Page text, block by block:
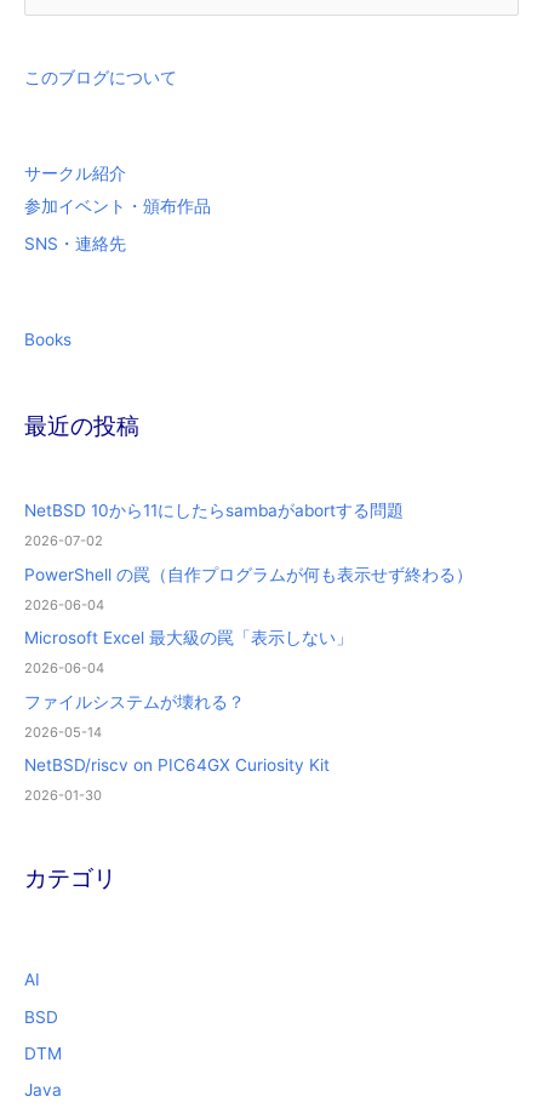
象
このブログについて
サークル紹介
参加イベント・頒布作品
SNS・連絡先
Books
最近の投稿
NetBSD 10から11にしたらsambaがabortする問題
2026-07-02
PowerShell の罠（自作プログラムが何も表示せず終わる）
2026-06-04
Microsoft Excel 最大級の罠「表示しない」
2026-06-04
ファイルシステムが壊れる？
2026-05-14
NetBSD/riscv on PIC64GX Curiosity Kit
2026-01-30
カテゴリ
AI
BSD
DTM
Java